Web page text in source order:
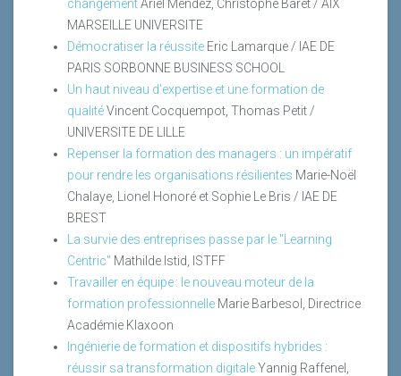
changementAriel Mendez, Christophe Baret / AIX
MARSEILLE UNIVERSITE
Démocratiser la réussite Eric Lamarque / IAE DE
PARIS SORBONNE BUSINESS SCHOOL
Un haut niveau d'expertise et une formation de
qualitéVincent Cocquempot, Thomas Petit /
UNIVERSITE DE LILLE
Repenser la formation des managers : un impératif
pour rendre les organisations résilientes Marie-Noël
Chalaye, Lionel Honoré et Sophie Le Bris / IAE DE
BREST
La survie des entreprises passe par le "Learning
Centric" Mathilde Istid, ISTFF
Travailler en équipe : le nouveau moteur de la
formation professionnelle Marie Barbesol, Directrice
Académie Klaxoon
Ingénierie de formation et dispositifs hybrides :
réussir sa transformation digitaleYannig Raffenel,